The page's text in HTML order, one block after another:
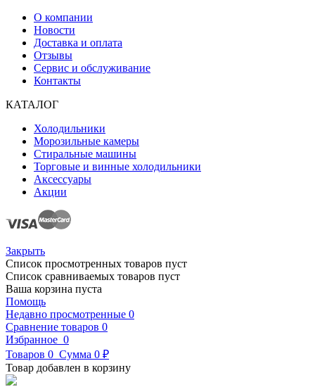
О компании
Новости
Доставка и оплата
Отзывы
Сервис и обслуживание
Контакты
КАТАЛОГ
Холодильники
Морозильные камеры
Стиральные машины
Торговые и винные холодильники
Аксессуары
Акции
Закрыть
Список просмотренных товаров пуст
Список сравниваемых товаров пуст
Ваша корзина пуста
Помощь
Недавно просмотренные 0
Сравнение товаров 0
Избранное 0
Товаров 0 Сумма 0 ₽
Товар добавлен в корзину